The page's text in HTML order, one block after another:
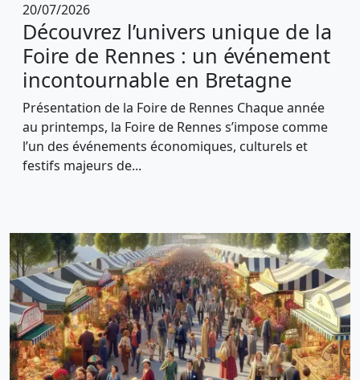
20/07/2026
Découvrez l’univers unique de la
Foire de Rennes : un événement
incontournable en Bretagne
Présentation de la Foire de Rennes Chaque année
au printemps, la Foire de Rennes s’impose comme
l’un des événements économiques, culturels et
festifs majeurs de...